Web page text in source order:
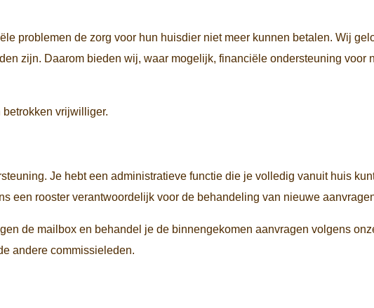
problemen de zorg voor hun huisdier niet meer kunnen betalen. Wij
zijn. Daarom bieden wij, waar mogelijk, financiële ondersteuning voor
vrijwilliger.
Je hebt een administratieve functie die je volledig vanuit huis
een rooster verantwoordelijk voor de behandeling van nieuwe
de mailbox en behandel je de binnengekomen aanvragen volgens
andere commissieleden.